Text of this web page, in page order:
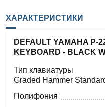
ХАРАКТЕРИСТИКИ
DEFAULT YAMAHA P-
KEYBOARD - BLACK
Тип клавиатуры
Graded Hammer
Полифония